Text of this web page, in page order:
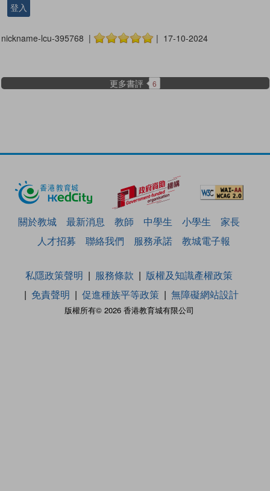
登入
nickname-lcu-395768 | | 17-10-2024
更多書評 6
關於教城 最新消息 教師 中學生 小學生
家長
人才招募
聯絡我們 服務承諾 教城電子報
版權所有© 2026 香港教育城有限公司
私隱政策聲明 服務條款
版權及知識產權政策
免責聲明
促進種族平等政策 無障礙網站設計